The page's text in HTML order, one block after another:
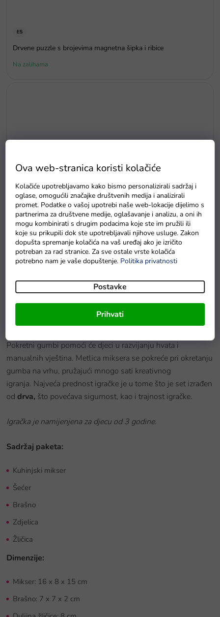
Ova web-stranica koristi kolačiće
Kolačiće upotrebljavamo kako bismo personalizirali sadržaj i
oglase, omogućili značajke društvenih medija i analizirali
promet. Podatke o vašoj upotrebi naše web-lokacije dijelimo s
partnerima za društvene medije, oglašavanje i analizu, a oni ih
mogu kombinirati s drugim podacima koje ste im pružili ili
koje su prikupili dok ste upotrebljavali njihove usluge. Zakon
dopušta spremanje kolačića na vaš uređaj ako je izričito
potreban za rad stranice. Za sve ostale vrste kolačića
potrebno nam je vaše dopuštenje. Politika privatnosti
Postavke
Prihvati
E5
Drvene puzzle s brojevima magnetna šipka i ribice
Na zalihama
u redu
PlanToys Skačući akrobat
Detaljan opis proizvoda
Pokretni gumbi pomoći će djeci u razvijanju hvata i
manualnih vještina. Metlica miksera se pokreće pri okretanju
gumba na vrhu, pružajući mnogo sati kreativnog
igranja. Najveća prednost igračke je u tome što je set izrađen
od drva, što povećava sigurnost, kao i trajnost igračke.
Igračka je namijenjena za djecu od 3 godine.
Sadržaj paketa:
Kuhinjski mikser
Šećer
Brašno
Zdjelica
Žličica
Dimenzije:
Mikser: 16 x 8 x 15 cm
Brašno: 7 x 7 x 2 cm